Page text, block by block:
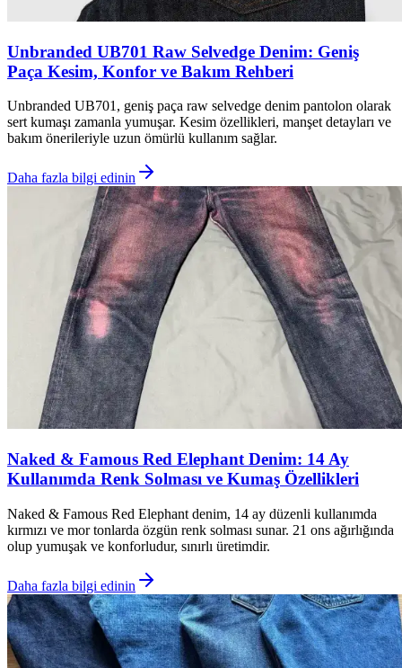
Unbranded UB701 Raw Selvedge Denim: Geniş
Paça Kesim, Konfor ve Bakım Rehberi
Unbranded UB701, geniş paça raw selvedge denim pantolon olarak
sert kumaşı zamanla yumuşar. Kesim özellikleri, manşet detayları ve
bakım önerileriyle uzun ömürlü kullanım sağlar.
Daha fazla bilgi edinin
Naked & Famous Red Elephant Denim: 14 Ay
Kullanımda Renk Solması ve Kumaş Özellikleri
Naked & Famous Red Elephant denim, 14 ay düzenli kullanımda
kırmızı ve mor tonlarda özgün renk solması sunar. 21 ons ağırlığında
olup yumuşak ve konforludur, sınırlı üretimdir.
Daha fazla bilgi edinin